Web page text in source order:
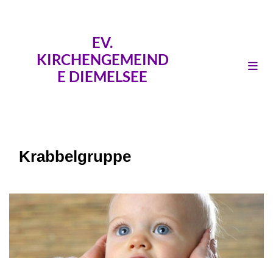
EV.
KIRCHENGEMEIND
E DIEMELSEE
Krabbelgruppe